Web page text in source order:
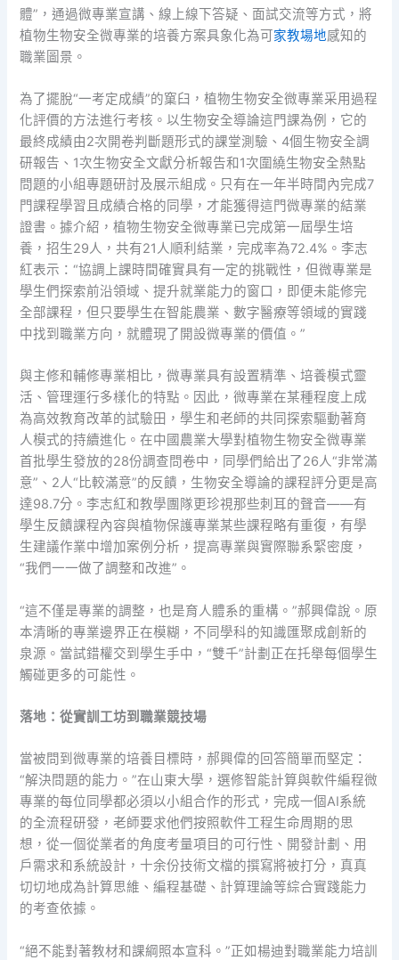
體”，通過微專業宣講、線上線下答疑、面試交流等方式，將
植物生物安全微專業的培養方案具象化為可家教場地感知的
職業圖景。
為了擺脫“一考定成績”的窠臼，植物生物安全微專業采用過程
化評價的方法進行考核。以生物安全導論這門課為例，它的
最終成績由2次開卷判斷題形式的課堂測驗、4個生物安全調
研報告、1次生物安全文獻分析報告和1次圍繞生物安全熱點
問題的小組專題研討及展示組成。只有在一年半時間內完成7
門課程學習且成績合格的同學，才能獲得這門微專業的結業
證書。據介紹，植物生物安全微專業已完成第一屆學生培
養，招生29人，共有21人順利結業，完成率為72.4%。李志
紅表示：“協調上課時間確實具有一定的挑戰性，但微專業是
學生們探索前沿領域、提升就業能力的窗口，即便未能修完
全部課程，但只要學生在智能農業、數字醫療等領域的實踐
中找到職業方向，就體現了開設微專業的價值。”
與主修和輔修專業相比，微專業具有設置精準、培養模式靈
活、管理運行多樣化的特點。因此，微專業在某種程度上成
為高效教育改革的試驗田，學生和老師的共同探索驅動著育
人模式的持續進化。在中國農業大學對植物生物安全微專業
首批學生發放的28份調查問卷中，同學們給出了26人“非常滿
意”、2人“比較滿意”的反饋，生物安全導論的課程評分更是高
達98.7分。李志紅和教學團隊更珍視那些刺耳的聲音——有
學生反饋課程內容與植物保護專業某些課程略有重復，有學
生建議作業中增加案例分析，提高專業與實際聯系緊密度，
“我們一一做了調整和改進”。
“這不僅是專業的調整，也是育人體系的重構。”郝興偉說。原
本清晰的專業邊界正在模糊，不同學科的知識匯聚成創新的
泉源。當試錯權交到學生手中，“雙千”計劃正在托舉每個學生
觸碰更多的可能性。
落地：從實訓工坊到職業競技場
當被問到微專業的培養目標時，郝興偉的回答簡單而堅定：
“解決問題的能力。”在山東大學，選修智能計算與軟件編程微
專業的每位同學都必須以小組合作的形式，完成一個AI系統
的全流程研發，老師要求他們按照軟件工程生命周期的思
想，從一個從業者的角度考量項目的可行性、開發計劃、用
戶需求和系統設計，十余份技術文檔的撰寫將被打分，真真
切切地成為計算思維、編程基礎、計算理論等綜合實踐能力
的考查依據。
“絕不能對著教材和課綱照本宣科。”正如楊迪對職業能力培訓